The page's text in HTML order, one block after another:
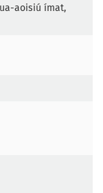
aoisiú ímat,